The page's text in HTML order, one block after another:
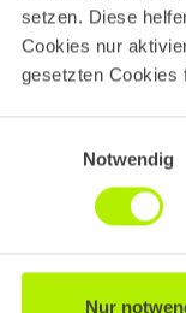
setzen. Diese
Cookies nur
gesetzten Cookies
Notwendig
Nur